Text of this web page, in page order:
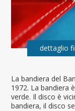
La bandiera del
1972. La bandiera
verde. Il disco è
bandiera, il disco
dettaglio